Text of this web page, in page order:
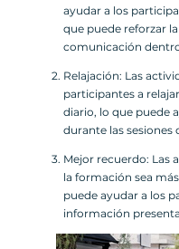
ayudar a los
que puede reforzar
comunicación
Relajación: Las
participantes a
diario, lo que puede
durante las sesiones
Mejor recuerdo: Las
la formación sea
puede ayudar a los
información